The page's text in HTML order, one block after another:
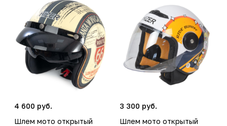
4 600 руб.
Шлем мото открытый
3 300 руб.
Шлем мото открытый